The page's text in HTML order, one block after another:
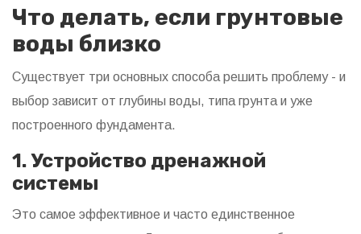
Что делать, если грунтовые
воды близко
Существует три основных способа решить проблему - и
выбор зависит от глубины воды, типа грунта и уже
построенного фундамента.
1. Устройство дренажной
системы
Это самое эффективное и часто единственное